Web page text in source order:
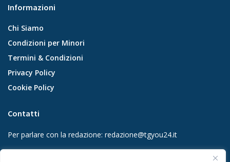
Informazioni
Chi Siamo
Condizioni per Minori
Termini & Condizioni
Privacy Policy
Cookie Policy
Contatti
Per parlare con la redazione: redazione@tgyou24.it